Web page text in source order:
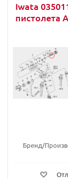
Iwata
пистолета
Бренд/